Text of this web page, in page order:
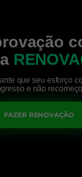
que seu esforço
e não
FAZER RENOVAÇÃO